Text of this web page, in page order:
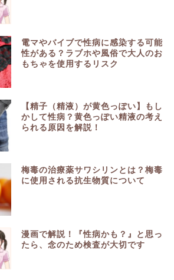
電マやバイブで性病に感染する可能
性がある？ラブホや風俗で大人のお
もちゃを使用するリスク
【精子（精液）が黄色っぽい】もし
かして性病？黄色っぽい精液の考え
られる原因を解説！
梅毒の治療薬サワシリンとは？梅毒
に使用される抗生物質について
漫画で解説！『性病かも？』と思っ
たら、念のため検査が大切です